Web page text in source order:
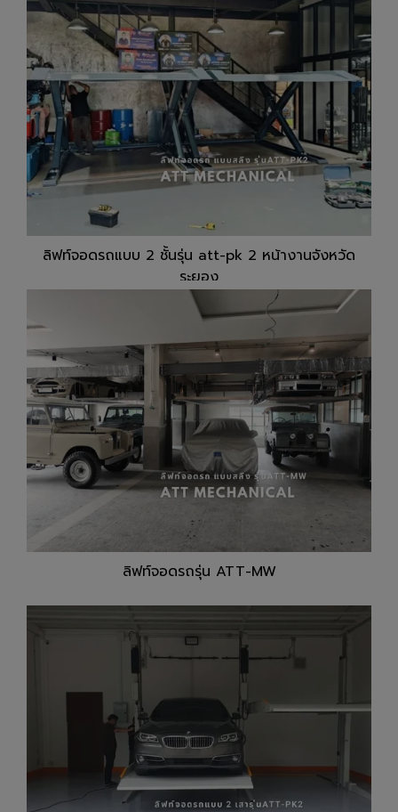
ลิฟท์จอดรถแบบ 2 ชั้นรุ่น att-pk 2 หน้างานจังหวัด
ระยอง
ลิฟท์จอดรถรุ่น ATT-MW